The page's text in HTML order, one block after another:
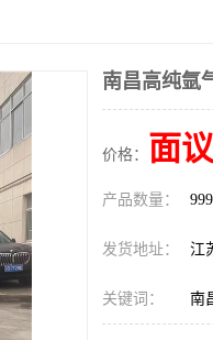
南昌高纯氩
价格： 面议
产品数量：
发货地址： 江
关键词： 南